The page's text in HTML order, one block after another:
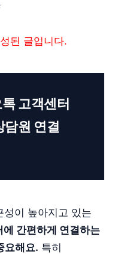
된 글입니다.
고객센터
담원 연결
성이 높아지고 있는
간편하게 연결하는
요해요. 특히